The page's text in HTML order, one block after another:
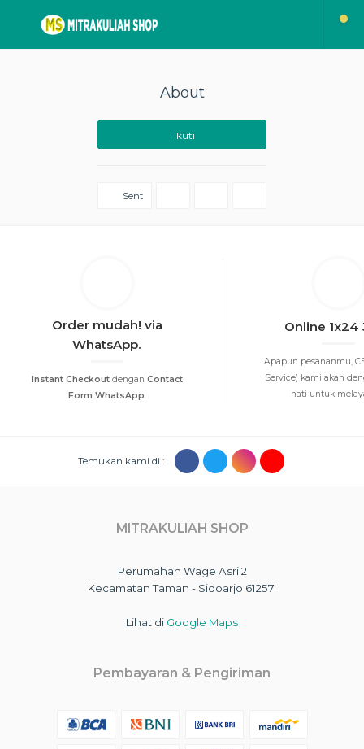
About
Ikuti
Sent
Order mudah! via
WhatsApp.
Instant Checkoutdengan Contact
Form WhatsApp.
Online 1x24
Apapun pesananmu,
Service) kami akan
hati untuk
Temukan kami di :
MITRAKULIAH SHOP
Perumahan Wage Asri 2
Kecamatan Taman - Sidoarjo 61257.
Lihat di Google Maps
Pembayaran & Pengiriman